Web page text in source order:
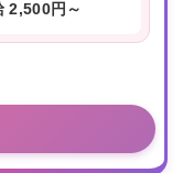
2,500円～